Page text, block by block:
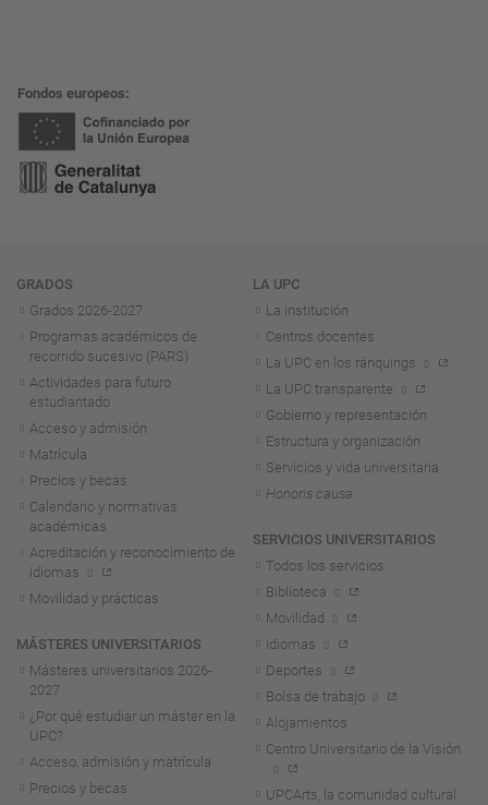
Fondos europeos
Navegación
GRADOS
Grados 2026-2027
Programas académicos de
recorrido sucesivo (PARS)
Actividades para futuro
estudiantado
Acceso y admisión
Matrícula
Precios y becas
Calendario y normativas
académicas
Acreditación y reconocimiento de
idiomas
Movilidad y prácticas
MÁSTERES UNIVERSITARIOS
Másteres universitarios 2026-
2027
¿Por qué estudiar un máster en la
UPC?
Acceso, admisión y matrícula
Precios y becas
LA UPC
La institución
Centros docentes
La UPC en los ránquings
La UPC transparente
Gobierno y representación
Estructura y organización
Servicios y vida universitaria
Honoris causa
SERVICIOS UNIVERSITARIOS
Todos los servicios
Biblioteca
Movilidad
Idiomas
Deportes
Bolsa de trabajo
Alojamientos
Centro Universitario de la Visión
UPCArts, la comunidad cultural